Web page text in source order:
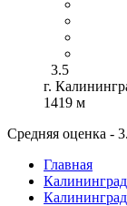
3.5
г.
1419 м
Средняя оценка -
Главная
Калининград